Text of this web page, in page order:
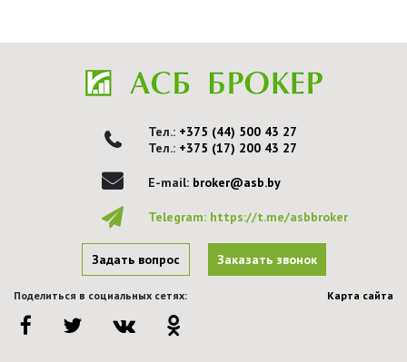
Тел.: +375 (44) 500 43 27
Тел.: +375 (17) 200 43 27
E-mail: broker@asb.by
Telegram: https://t.me/asbbroker
Задать вопрос Заказать звонок
Поделиться в социальных сетях: Карта сайта